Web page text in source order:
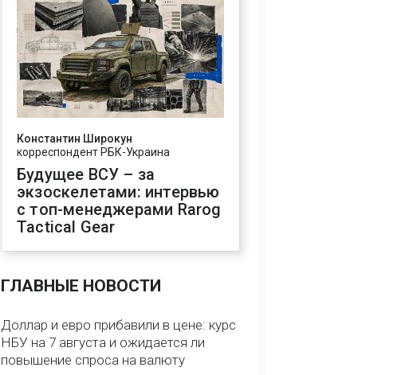
Константин Широкун
корреспондент РБК-Украина
Будущее ВСУ – за
экзоскелетами: интервью
с топ-менеджерами Rarog
Tactical Gear
ГЛАВНЫЕ НОВОСТИ
Доллар и евро прибавили в цене: курс
НБУ на 7 августа и ожидается ли
повышение спроса на валюту